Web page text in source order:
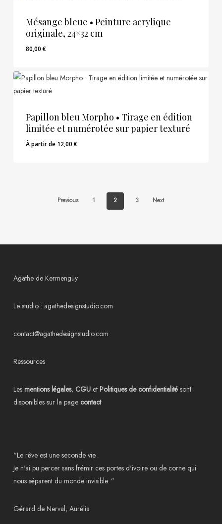
Mésange bleue • Peinture acrylique
originale, 24×32 cm
80,00€
Papillon bleu Morpho • Tirage en édition
limitée et numérotée sur papier texturé
À partir de 12,00€
Previous 1 2 3 Next
Agathe de Kermenguy
Le studio : agathedesignstudio.com
contact@agathedesignstudio.com
Ressources
Les mentions légales, CGUet Politiques de confidentialitésont
disponibles sur la page contact
“Le rêve est une seconde vie.
Je n'ai pu percer sans frémir ces portes d'ivoire ou de corne qui
nous séparent du monde invisible. ”
Gérard de Nerval, Aurélia